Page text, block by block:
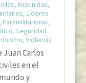
, Impunidad,
, Líderes
, Paramilitarismo,
, Seguridad
, Violencia
Carlos
en el
y